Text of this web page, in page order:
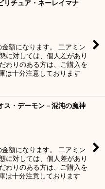
リチュア・ネーレイマナ
額になります。 二アミン
に対しては、個人差があり
わりのある方は、ご購入を
は十分注意しております
ス・デーモン－混沌の魔神
額になります。 二アミン
に対しては、個人差があり
わりのある方は、ご購入を
は十分注意しております